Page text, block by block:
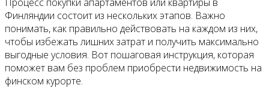
Финляндии состоит из нескольких этапов. Важно
понимать, как правильно действовать на каждом из них,
чтобы избежать лишних затрат и получить максимально
выгодные условия. Вот пошаговая инструкция, которая
поможет вам без проблем приобрести недвижимость на
финском курорте.